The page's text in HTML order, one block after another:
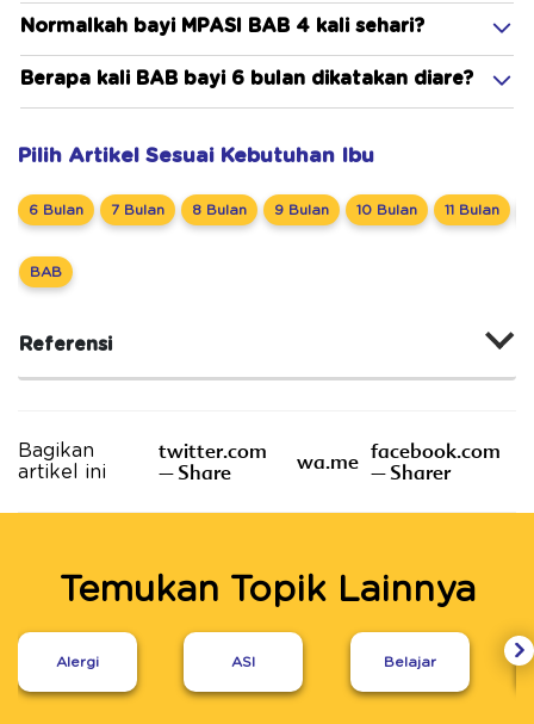
Normalkah bayi MPASI BAB 4 kali sehari?
Berapa kali BAB bayi 6 bulan dikatakan diare?
Pilih Artikel Sesuai Kebutuhan Ibu
6 Bulan 7 Bulan 8 Bulan 9 Bulan 10 Bulan 11 Bulan
BAB
Referensi
Bagikan
artikel ini
twitter.com
– Share
wa.me facebook.com
– Sharer
Temukan Topik Lainnya
Alergi ASI Belajar